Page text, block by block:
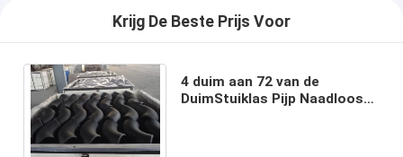
Krijg De Beste Prijs Voor
4 duim aan 72 van de
DuimStuiklas Pijp Naadloos